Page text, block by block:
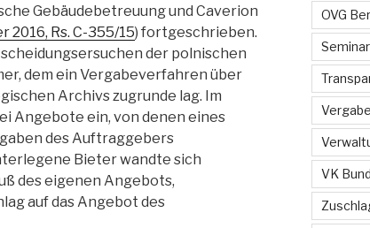
Gebäudebetreuung und Caverion
2016, Rs. C-355/15) fortgeschrieben.
der polnischen
dem ein Vergabeverfahren über
Archivs zugrunde lag. Im
Angebote ein, von denen eines
des Auftraggebers
Bieter wandte sich
des eigenen Angebots,
auf das Angebot des
OVG
VK Bund